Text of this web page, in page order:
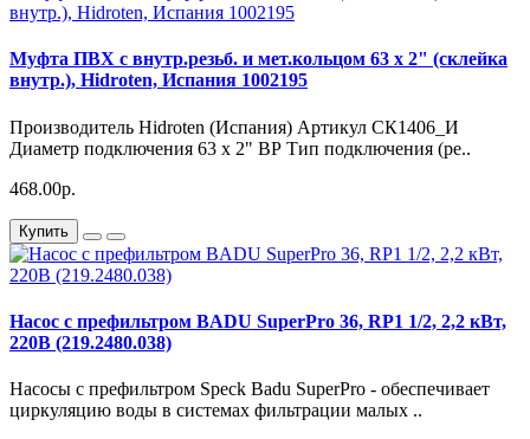
Муфта ПВХ с внутр.резьб. и мет.кольцом 63 х 2" (склейка
внутр.), Hidroten, Испания 1002195
Производитель Hidroten (Испания) Артикул СК1406_И
Диаметр подключения 63 х 2" ВР Тип подключения (ре..
468.00р.
Купить
Насос с префильтром BADU SuperPro 36, RP1 1/2, 2,2 кВт,
220В (219.2480.038)
Насосы с префильтром Speck Badu SuperPro - обеспечивает
циркуляцию воды в системах фильтрации малых ..